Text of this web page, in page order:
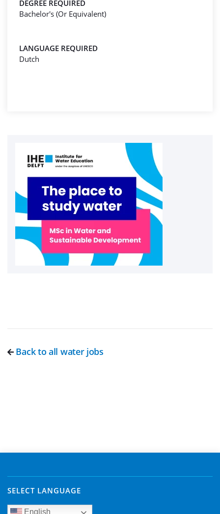
DEGREE REQUIRED
Bachelor's (Or Equivalent)
LANGUAGE REQUIRED
Dutch
Back to all water jobs
SELECT LANGUAGE
English